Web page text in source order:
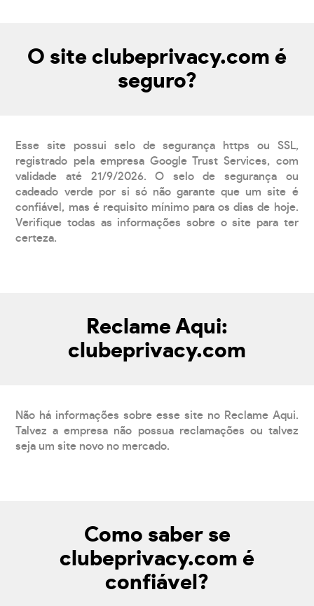
O site clubeprivacy.com é
seguro?
Esse site possui selo de segurança https ou SSL,
registrado pela empresa Google Trust Services, com
validade até 21/9/2026. O selo de segurança ou
cadeado verde por si só não garante que um site é
confiável, mas é requisito mínimo para os dias de hoje.
Verifique todas as informações sobre o site para ter
certeza.
Reclame Aqui:
clubeprivacy.com
Não há informações sobre esse site no Reclame Aqui.
Talvez a empresa não possua reclamações ou talvez
seja um site novo no mercado.
Como saber se
clubeprivacy.com é
confiável?